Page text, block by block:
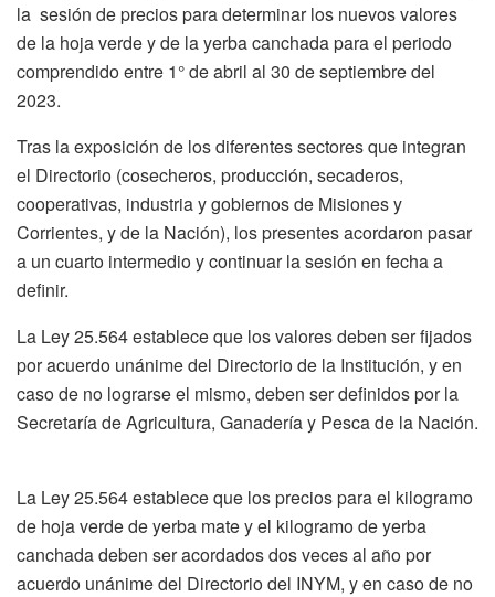
la sesión de precios para determinar los nuevos valores
de la hoja verde y de la yerba canchada para el periodo
comprendido entre 1° de abril al 30 de septiembre del
2023.
Tras la exposición de los diferentes sectores que integran
el Directorio (cosecheros, producción, secaderos,
cooperativas, industria y gobiernos de Misiones y
Corrientes, y de la Nación), los presentes acordaron pasar
a un cuarto intermedio y continuar la sesión en fecha a
definir.
La Ley 25.564 establece que los valores deben ser fijados
por acuerdo unánime del Directorio de la Institución, y en
caso de no lograrse el mismo, deben ser definidos por la
Secretaría de Agricultura, Ganadería y Pesca de la Nación.
La Ley 25.564 establece que los precios para el kilogramo
de hoja verde de yerba mate y el kilogramo de yerba
canchada deben ser acordados dos veces al año por
acuerdo unánime del Directorio del INYM, y en caso de no